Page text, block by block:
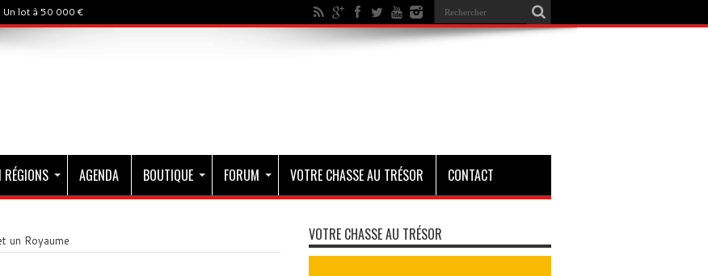
lot à 50 000 €
RÉGIONS AGENDA BOUTIQUE FORUM VOTRE CHASSE AU TRÉSOR CONTACT
un Royaume VOTRE CHASSE AU TRÉSOR